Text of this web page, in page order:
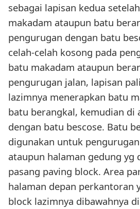
sebagai lapisan kedua
makadam ataupun batu
pengurugan dengan batu
celah-celah kosong pada
batu makadam ataupun
pengurugan jalan, lapisan
lazimnya menerapkan batu
batu berangkal, kemudian di
dengan batu bescose. Batu
digunakan untuk
ataupun halaman gedung yg
pasang paving block. Area
halaman depan perkantoran
block lazimnya dibawahnya